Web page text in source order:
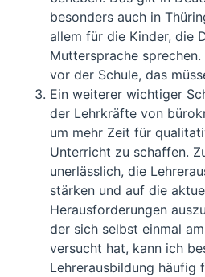
besonders auch in
allem für die Kinder, die
Muttersprache
vor der Schule, das
Ein weiterer wichtiger
der Lehrkräfte von
um mehr Zeit für
Unterricht zu schaffen.
unerlässlich, die
stärken und auf die
Herausforderungen
der sich selbst einmal
versucht hat, kann ich
Lehrerausbildung häufig